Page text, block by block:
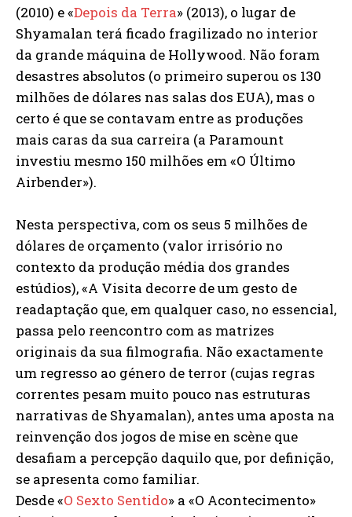
(2010) e «Depois da Terra» (2013), o lugar de
Shyamalan terá ficado fragilizado no interior
da grande máquina de Hollywood. Não foram
desastres absolutos (o primeiro superou os 130
milhões de dólares nas salas dos EUA), mas o
certo é que se contavam entre as produções
mais caras da sua carreira (a Paramount
investiu mesmo 150 milhões em «O Último
Airbender»).
Nesta perspectiva, com os seus 5 milhões de
dólares de orçamento (valor irrisório no
contexto da produção média dos grandes
estúdios), «A Visita decorre de um gesto de
readaptação que, em qualquer caso, no essencial,
passa pelo reencontro com as matrizes
originais da sua filmografia. Não exactamente
um regresso ao género de terror (cujas regras
correntes pesam muito pouco nas estruturas
narrativas de Shyamalan), antes uma aposta na
reinvenção dos jogos de mise en scène que
desafiam a percepção daquilo que, por definição,
se apresenta como familiar.
Desde «O Sexto Sentido» a «O Acontecimento»